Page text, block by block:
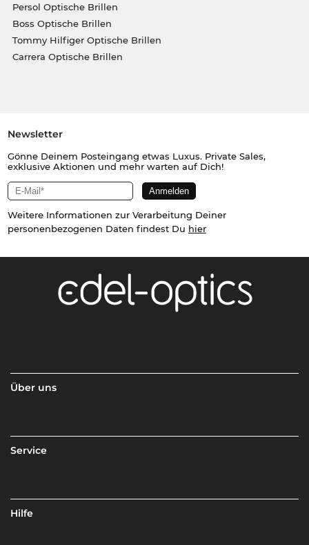
Persol Optische Brillen
Boss Optische Brillen
Tommy Hilfiger Optische Brillen
Carrera Optische Brillen
Newsletter
Gönne Deinem Posteingang etwas Luxus. Private Sales,
exklusive Aktionen und mehr warten auf Dich!
Weitere Informationen zur Verarbeitung Deiner
personenbezogenen Daten findest Du hier
Über uns
Service
Hilfe